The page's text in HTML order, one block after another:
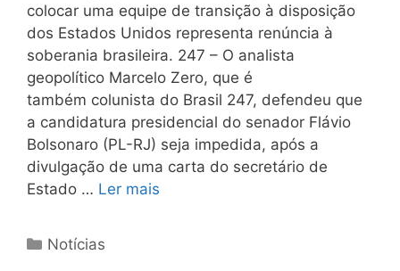
colocar uma equipe de transição à disposição
dos Estados Unidos representa renúncia à
soberania brasileira. 247 – O analista
geopolítico Marcelo Zero, que é
também colunista do Brasil 247, defendeu que
a candidatura presidencial do senador Flávio
Bolsonaro (PL-RJ) seja impedida, após a
divulgação de uma carta do secretário de
Estado … Ler mais
Notícias